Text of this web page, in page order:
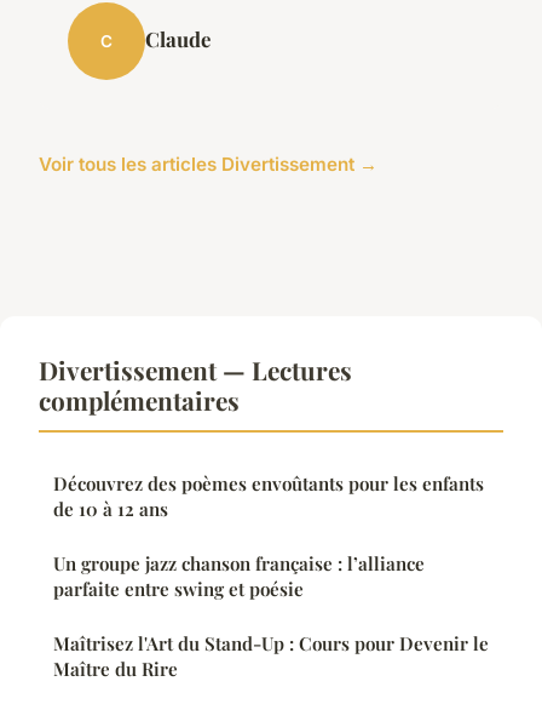
C Claude
Voir tous les articles Divertissement →
Divertissement — Lectures
complémentaires
Découvrez des poèmes envoûtants pour les enfants
de 10 à 12 ans
Un groupe jazz chanson française : l’alliance
parfaite entre swing et poésie
Maîtrisez l'Art du Stand-Up : Cours pour Devenir le
Maître du Rire